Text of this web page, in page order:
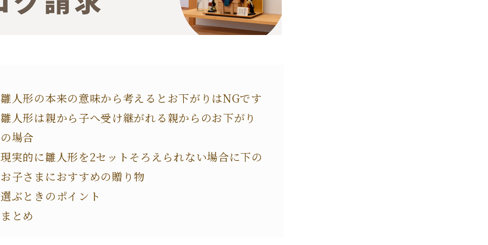
雛人形の本来の意味から考えるとお下がりはNGです
雛人形は親から子へ受け継がれる親からのお下がり
の場合
現実的に雛人形を2セットそろえられない場合に下の
お子さまにおすすめの贈り物
選ぶときのポイント
まとめ